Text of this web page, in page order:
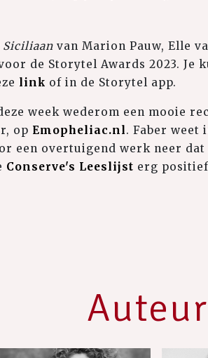
Siciliaan van Marion Pauw, Elle
de Storytel Awards 2023.
link of in de Storytel app.
week wederom een mooie
op Emopheliac.nl. Faber weet
een overtuigend werk neer
Conserve's Leeslijst erg